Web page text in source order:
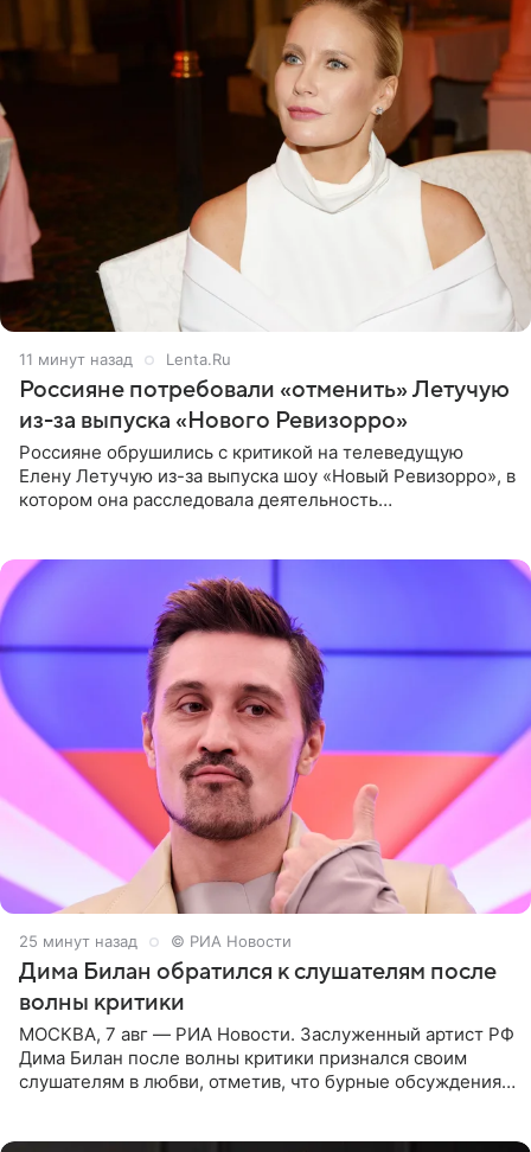
11 минут назад Lenta.Ru
Россияне потребовали «отменить» Летучую
из-за выпуска «Нового Ревизорро»
Россияне обрушились с критикой на телеведущую
Елену Летучую из-за выпуска шоу «Новый Ревизорро», в
котором она расследовала деятельность
25 минут назад © РИА Новости
Дима Билан обратился к слушателям после
волны критики
МОСКВА, 7 авг — РИА Новости. Заслуженный артист РФ
Дима Билан после волны критики признался своим
слушателям в любви, отметив, что бурные обсуждения